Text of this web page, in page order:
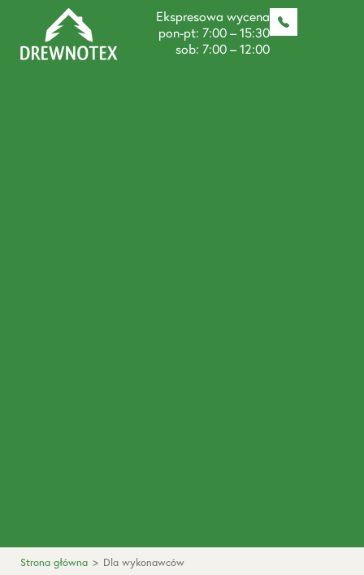
Ekspresowa wycena
pon-pt: 7:00 – 15:30
sob: 7:00 – 12:00
Strona główna > Dla wykonawców